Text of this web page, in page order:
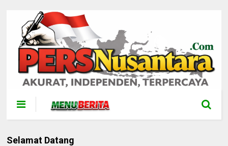
Selamat Datang